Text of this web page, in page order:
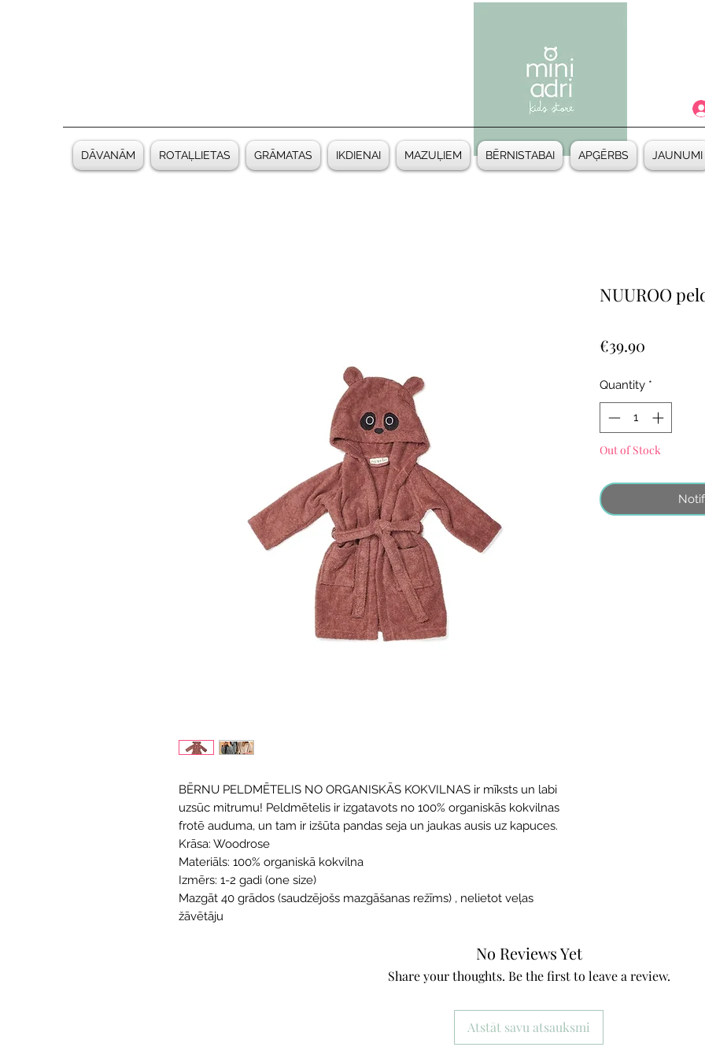
DĀVANĀM ROTAĻLIETAS GRĀMATAS IKDIENAI MAZUĻIEM BĒRNISTABAI APĢĒRBS JAUNUMI
BĒRNU PELDMĒTELIS NO ORGANISKĀS KOKVILNAS ir mīksts un labi
uzsūc mitrumu! Peldmētelis ir izgatavots no 100% organiskās kokvilnas
frotē auduma, un tam ir izšūta pandas seja un jaukas ausis uz kapuces.
Krāsa: Woodrose
Materiāls: 100% organiskā kokvilna
Izmērs: 1-2 gadi (one size)
Mazgāt 40 grādos (saudzējošs mazgāšanas režīms) , nelietot veļas
žāvētāju
NUUROO
€39.90
Quantity *
Out of Stock
No Reviews Yet
Share your thoughts. Be the first to leave a review.
Atstāt savu atsauksmi